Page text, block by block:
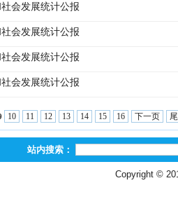
会发展统计公报
会发展统计公报
会发展统计公报
会发展统计公报
10 11 12 13 14 15 16 下一页
站内搜索：
Copyright ©